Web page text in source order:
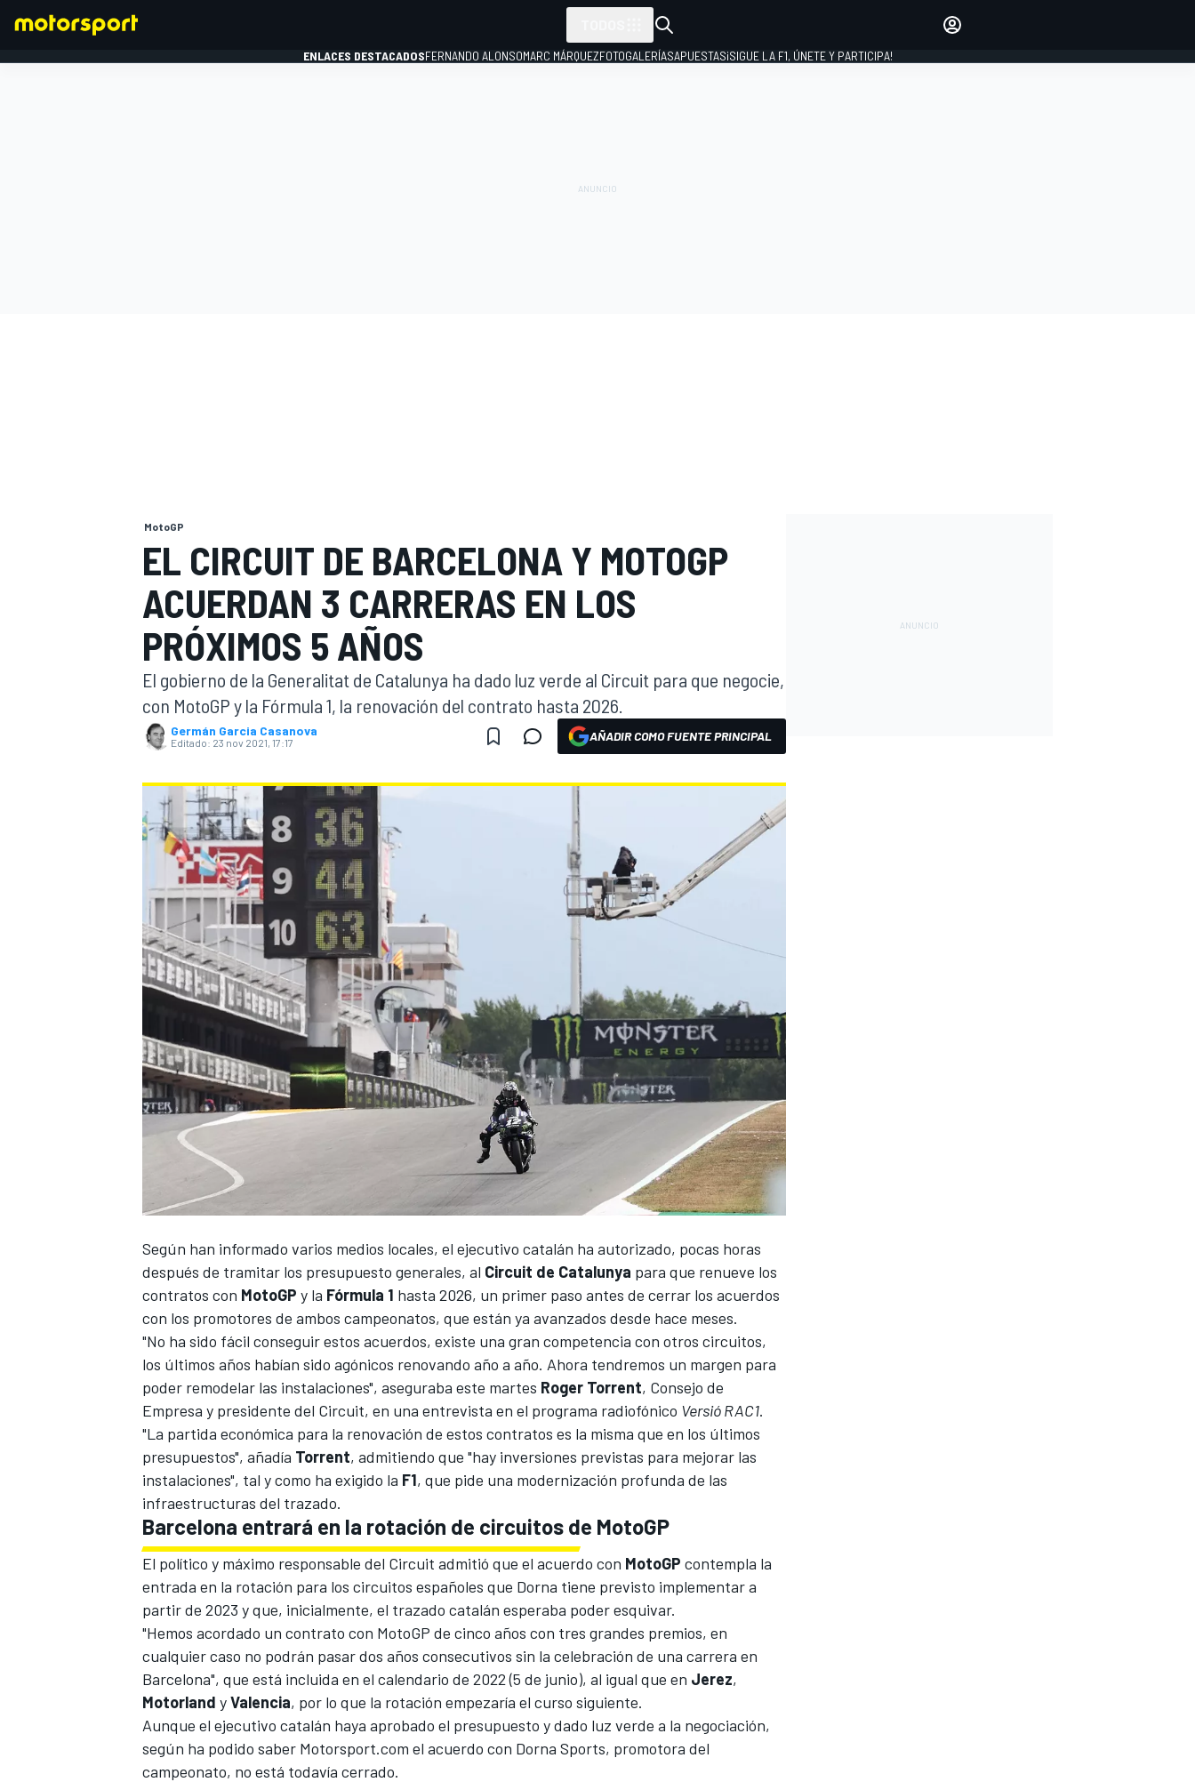
WEC FÓRMULA E
ENLACES DESTACADOSFERNANDO ALONSOMARC MÁRQUEZFOTOGALERÍASAPUESTAS¡SIGUE LA F1, ÚNETE Y PARTICIPA!
MotoGP
EL CIRCUIT DE BARCELONA Y MOTOGP
ACUERDAN 3 CARRERAS EN LOS
PRÓXIMOS 5 AÑOS
El gobierno de la Generalitat de Catalunya ha dado luz verde al Circuit para que negocie,
con MotoGP y la Fórmula 1, la renovación del contrato hasta 2026.
Germán Garcia Casanova
Editado: 23 nov 2021, 17:17 AÑADIR COMO FUENTE PRINCIPAL
Según han informado varios medios locales, el ejecutivo catalán ha autorizado, pocas horas
después de tramitar los presupuesto generales, al Circuit de Catalunya para que renueve los
contratos con MotoGP y la Fórmula 1 hasta 2026, un primer paso antes de cerrar los acuerdos
con los promotores de ambos campeonatos, que están ya avanzados desde hace meses.
"No ha sido fácil conseguir estos acuerdos, existe una gran competencia con otros circuitos,
los últimos años habían sido agónicos renovando año a año. Ahora tendremos un margen para
poder remodelar las instalaciones", aseguraba este martes Roger Torrent, Consejo de
Empresa y presidente del Circuit, en una entrevista en el programa radiofónico Versió RAC1.
"La partida económica para la renovación de estos contratos es la misma que en los últimos
presupuestos", añadía Torrent, admitiendo que "hay inversiones previstas para mejorar las
instalaciones", tal y como ha exigido la F1, que pide una modernización profunda de las
infraestructuras del trazado.
Barcelona entrará en la rotación de circuitos de MotoGP
El político y máximo responsable del Circuit admitió que el acuerdo con MotoGP contempla la
entrada en la rotación para los circuitos españoles que Dorna tiene previsto implementar a
partir de 2023 y que, inicialmente, el trazado catalán esperaba poder esquivar.
"Hemos acordado un contrato con MotoGP de cinco años con tres grandes premios, en
cualquier caso no podrán pasar dos años consecutivos sin la celebración de una carrera en
Barcelona", que está incluida en el calendario de 2022 (5 de junio), al igual que en Jerez,
Motorland yValencia, por lo que la rotación empezaría el curso siguiente.
Aunque el ejecutivo catalán haya aprobado el presupuesto y dado luz verde a la negociación,
según ha podido saber Motorsport.com el acuerdo con Dorna Sports, promotora del
campeonato, no está todavía cerrado.